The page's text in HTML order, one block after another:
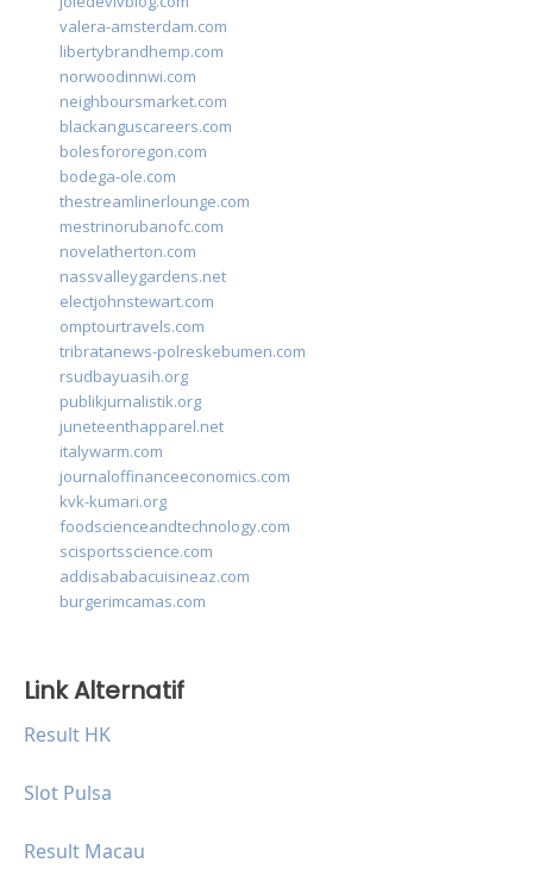
valera-amsterdam.com
libertybrandhemp.com
norwoodinnwi.com
neighboursmarket.com
blackanguscareers.com
bolesfororegon.com
bodega-ole.com
thestreamlinerlounge.com
mestrinorubanofc.com
novelatherton.com
nassvalleygardens.net
electjohnstewart.com
omptourtravels.com
tribratanews-polreskebumen.com
rsudbayuasih.org
publikjurnalistik.org
juneteenthapparel.net
italywarm.com
journaloffinanceeconomics.com
kvk-kumari.org
foodscienceandtechnology.com
scisportsscience.com
addisababacuisineaz.com
burgerimcamas.com
Link Alternatif
Result HK
Slot Pulsa
Result Macau